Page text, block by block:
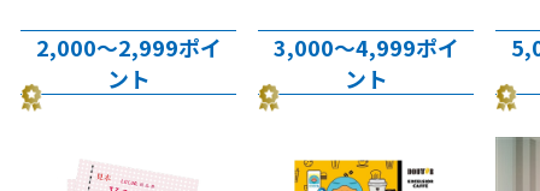
2,000～2,999ポイ
ント
3,000～4,999ポイ
ント